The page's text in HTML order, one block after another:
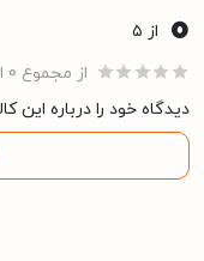
برند
گارانتی
0
از ۵
از مجموع 0 امتیاز
دیدگاه خود را درباره این